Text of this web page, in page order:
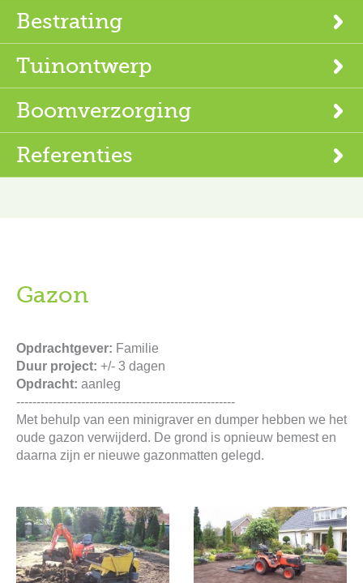
Bestrating
Tuinontwerp
Boomverzorging
Referenties
Gazon
Opdrachtgever: Familie
Duur project: +/- 3 dagen
Opdracht: aanleg
------------------------------------------------------
Met behulp van een minigraver en dumper hebben we het
oude gazon verwijderd. De grond is opnieuw bemest en
daarna zijn er nieuwe gazonmatten gelegd.